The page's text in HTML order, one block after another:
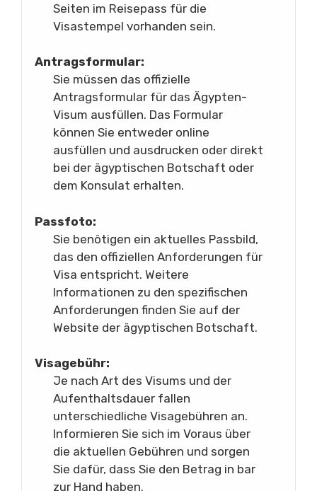
Seiten im Reisepass für die
Visastempel vorhanden sein.
Antragsformular:
Sie müssen das offizielle
Antragsformular für das Ägypten-
Visum ausfüllen. Das Formular
können Sie entweder online
ausfüllen und ausdrucken oder direkt
bei der ägyptischen Botschaft oder
dem Konsulat erhalten.
Passfoto:
Sie benötigen ein aktuelles Passbild,
das den offiziellen Anforderungen für
Visa entspricht. Weitere
Informationen zu den spezifischen
Anforderungen finden Sie auf der
Website der ägyptischen Botschaft.
Visagebühr:
Je nach Art des Visums und der
Aufenthaltsdauer fallen
unterschiedliche Visagebühren an.
Informieren Sie sich im Voraus über
die aktuellen Gebühren und sorgen
Sie dafür, dass Sie den Betrag in bar
zur Hand haben.